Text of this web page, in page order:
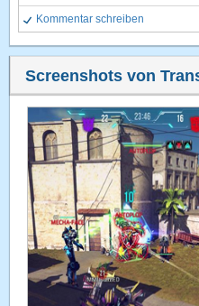
Kommentar schreiben
Screenshots von